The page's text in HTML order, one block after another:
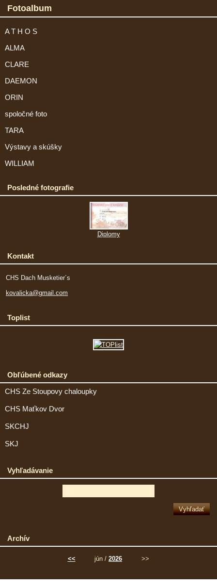
Fotoalbum
A T H O S
ALMA
CLARE
DAEMON
ORIN
spoločné foto
TARA
Výstavy a skúšky
WILLIAM
Posledné fotografie
Diplomy
Kontakt
CHS Dach Musketier´s
kovalicka@gmail.com
Toplist
Obľúbené odkazy
CHS Ze Stoupovy chaloupky
CHS Maťkov Dvor
SKCHJ
SKJ
Vyhľadávanie
Archív
<< jún / 2026 >>